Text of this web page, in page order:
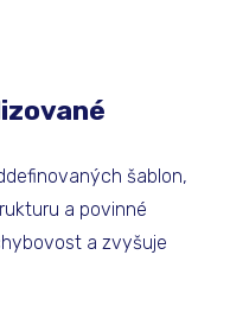
šablon,
a povinné
a zvyšuje